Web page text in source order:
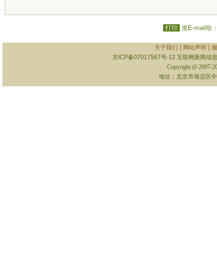
打印 发E-mail给
关于我们 网站声明
京ICP备07017567号-12 互联网新闻信
Copyright @ 2007-
地址：北京市海淀区